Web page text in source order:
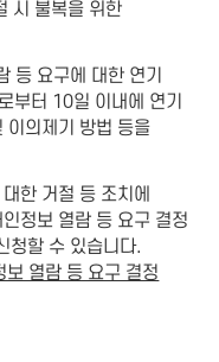
시 불복을 위한
등 요구에 대한 연기
부터 10일 이내에 연기
이의제기 방법 등을
한 거절 등 조치에
정보 열람 등 요구 결정
청할 수 있습니다.
보 열람 등 요구 결정